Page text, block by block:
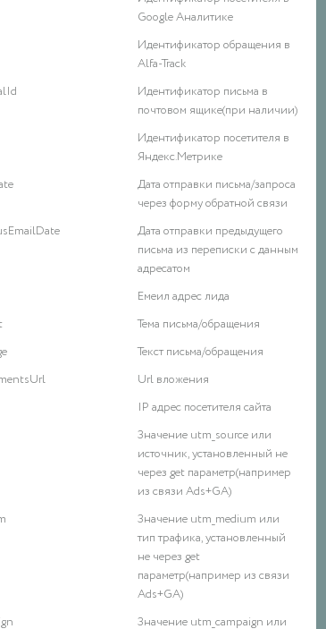
Google Аналитике
Идентификатор обращения в
Alfa-Track
Идентификатор письма в
почтовом ящике(при наличии)
Идентификатор посетителя в
Яндекс.Метрике
Дата отправки письма/запроса
через форму обратной связи
Дата отправки предыдущего
письма из переписки с данным
адресатом
Емеил адрес лида
Тема письма/обращения
Текст письма/обращения
Url вложения
IP адрес посетителя сайта
Значение utm_source или
источник, установленный не
через get параметр(например
из связи Ads+GA)
Значение utm_medium или
тип трафика, установленный
не через get
параметр(например из связи
Ads+GA)
Значение utm_campaign или